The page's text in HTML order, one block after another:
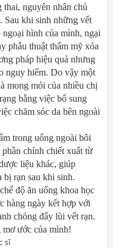
nguyên nhân chủ
Sau khi sinh những vết
hình của mình, ngại
phẫu thuật thẩm mỹ xóa
pháp hiệu quả nhưng
nguy hiểm. Do vậy một
mong mỏi của nhiều chị
bằng việc bổ sung
chăm sóc da bên ngoài
trong uống ngoài bôi
chính chiết xuất từ
liệu khác, giúp
bị rạn sau khi sinh.
độ ăn uống khoa học
hàng ngày kết hợp với
chóng đẩy lùi vết rạn.
mơ ước của mình!
sĩ